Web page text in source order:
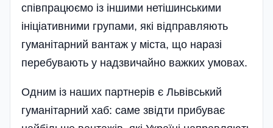
співпрацюємо із іншими нетішинськими
ініціативними групами, які відправляють
гуманітарний вантаж у міста, що наразі
перебувають у надзвичайно важких умовах.
Одним із наших партнерів є Львівський
гуманітарний хаб: саме звідти прибуває